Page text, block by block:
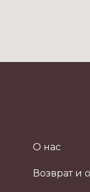
О нас
Возврат и